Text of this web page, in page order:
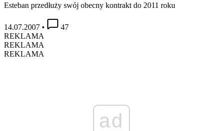
Esteban przedłuży swój obecny kontrakt do 2011 roku
14.07.2007 •
47
REKLAMA
REKLAMA
REKLAMA
ad